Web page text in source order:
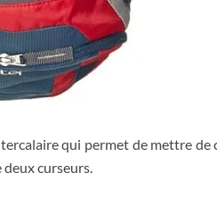
qui permet de mettre
curseurs.